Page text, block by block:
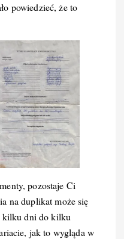
powiedzieć, że to
pozostaje Ci
na duplikat może się
kilku dni do kilku
jak to wygląda w